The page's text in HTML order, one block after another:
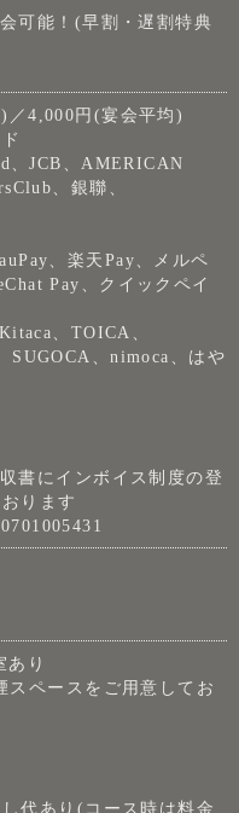
可能！(早割・遅割特典
／4,000円(宴会平均)
、JCB、AMERICAN
、銀聯、
、楽天Pay、メルペ
Pay、クイックペイ
、TOICA、
SUGOCA、nimoca、はや
書にインボイス制度の登
ります
あり
スペースをご用意してお
代あり(コース時は料金